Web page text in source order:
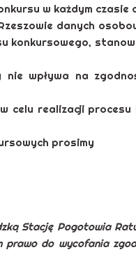
w każdym
danych
wpływa na
celu realizacji
prosimy
Stację Pogotowia
do wycofania